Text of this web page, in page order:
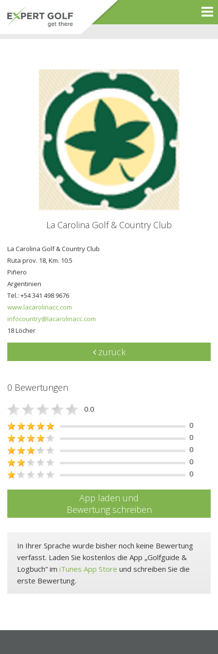
La Carolina Golf & Country Club
La Carolina Golf & Country Club
Ruta prov. 18, Km. 10.5
Piñero
Argentinien
Tel.: +54 341 498 9676
www.lacarolinacc.com
infocountry@lacarolinacc.com
18 Löcher
zurück
0 Bewertungen
0.0
0
0
0
0
0
App laden und
Bewertung schreiben
In Ihrer Sprache wurde bisher noch keine Bewertung
verfasst. Laden Sie kostenlos die App „Golfguide &
Logbuch“ im iTunes App Store und schreiben Sie die
erste Bewertung.